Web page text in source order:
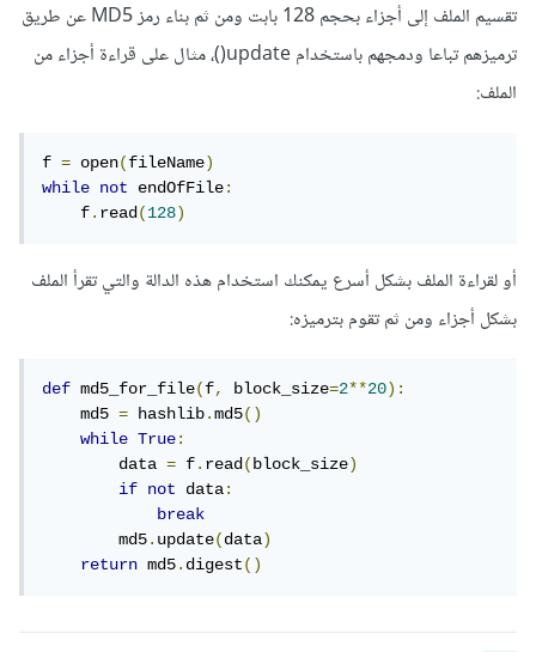
تقسيم الملف إلى أجزاء بحجم 128 بابت ومن ثم بناء رمز MD5 عن طريق
ترميزهم تباعا ودمجهم باستخدام update()، مثال على قراءة أجزاء من
الملف:
f = open(fileName)
while
not endOfFile:
    f
.read(128)
أو لقراءة الملف بشكل أسرع يمكنك استخدام هذه الدالة والتي تقرأ الملف
بشكل أجزاء ومن ثم تقوم بترميزه:
def md5_for_file(f, block_size=2**20):
    md5
= hashlib.md5()
while
True:
        data
= f.read(block_size)
if
not data:
break
        md5
.update(data)
return md5.digest()